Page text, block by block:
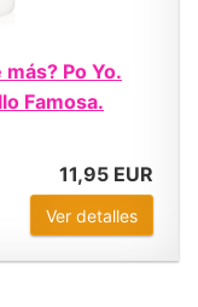
Po Yo.
Famosa.
11,95 EUR
Ver detalles